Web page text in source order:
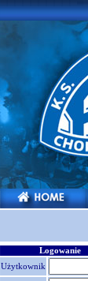
Logowanie
Użytkownik